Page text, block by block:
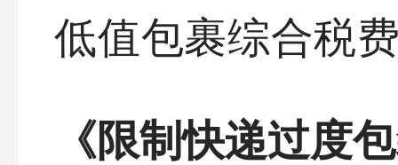
低值包裹综合税
《限制快递过度